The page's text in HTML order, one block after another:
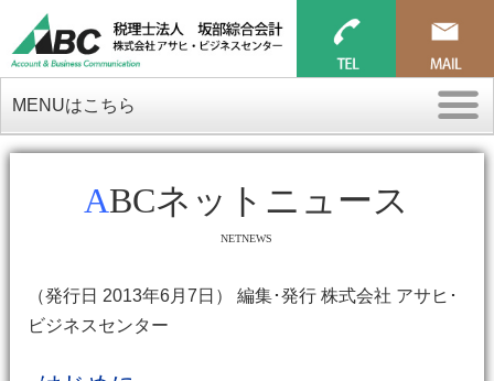
MENUはこちら
ABCネットニュース
NETNEWS
（発行日 2013年6月7日） 編集･発行 株式会社 アサヒ･
ビジネスセンター